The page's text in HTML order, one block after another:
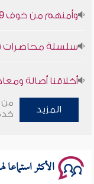
وأمنهم من خوف 9
سلسلة محاضرات
أخلاقنا أصالة
وأمنهم من خوف 9
المزيد
من
الأكثر استماعا